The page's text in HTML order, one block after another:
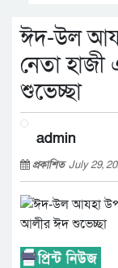
ঈদ-উল
নেতা
শুভেচ্ছা
admin
প্রকাশিতJuly 29,